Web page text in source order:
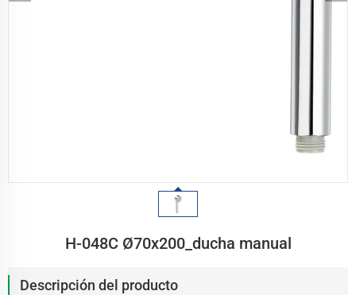
H-048C Ø70x200_ducha manual
Descripción del producto